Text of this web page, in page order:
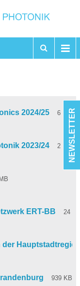
2024/25 6 MB
2023/24 2 MB
ERT-BB 24
939 KB
NEWSLETTER